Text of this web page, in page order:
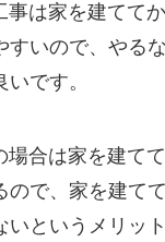
事は家を建てて
すいので、やる
です。
場合は家を建て
ので、家を建て
というメリッ